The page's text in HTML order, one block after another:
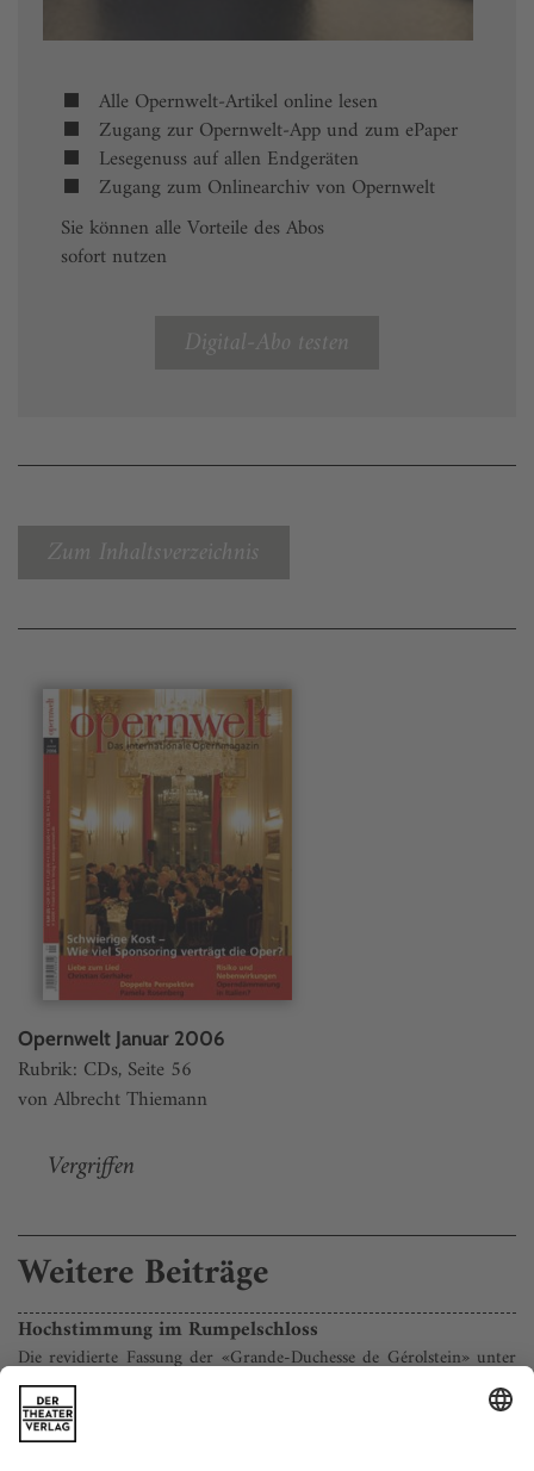
Alle Opernwelt-Artikel online lesen
Zugang zur Opernwelt-App und zum ePaper
Lesegenuss auf allen Endgeräten
Zugang zum Onlinearchiv von Opernwelt
Sie können alle Vorteile des Abos
sofort nutzen
Digital-Abo testen
Zum Inhaltsverzeichnis
Opernwelt Januar 2006
Rubrik: CDs, Seite 56
von Albrecht Thiemann
Vergriffen
Weitere Beiträge
Hochstimmung im Rumpelschloss
Die revidierte Fassung der «Grande-Duchesse de Gérolstein» unter
Marc Minkowski liegt als CD und DVD vor
Offenbachs Œuvre erscheint wie ein Relief, an dem ständig